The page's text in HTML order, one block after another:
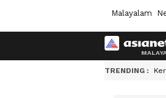
Malayalam
TRENDING :